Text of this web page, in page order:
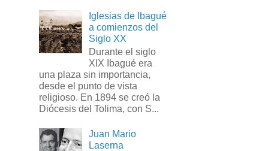
Iglesias de Ibagué
a comienzos del
Siglo XX
Durante el siglo
XIX Ibagué era
una plaza sin importancia,
desde el punto de vista
religioso. En 1894 se creó la
Diócesis del Tolima, con S...
Juan Mario
Laserna